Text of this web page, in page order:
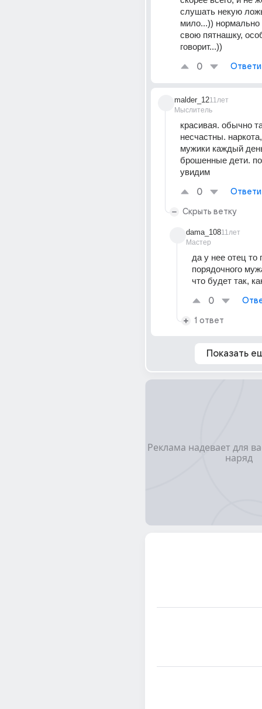
слушать некую
мило...)) нормально
свою пятнашку,
говорит...))
0
malder_12
Мыслитель
11лет
красивая. обычно
несчастны.
мужики каждый
брошенные дети.
увидим
0
Скрыть ветку
dama_108
Мастер
11лет
да у нее отец то
порядочного
что будет так,
0
1 ответ
Показать